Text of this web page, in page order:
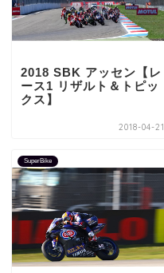
2018 SBK アッセン【レ
ース1 リザルト＆トピッ
クス】
2018-04-21
SuperBike